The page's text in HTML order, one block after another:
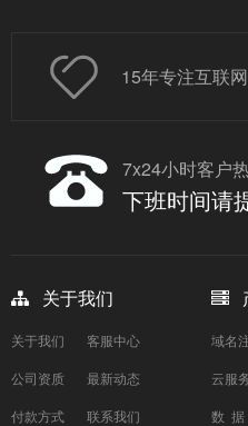
15年专注互联
7x24小时客户
下班时间请
关于我们
关于我们
客服中心
公司资质
最新动态
付款方式
联系我们
域名
云服
数